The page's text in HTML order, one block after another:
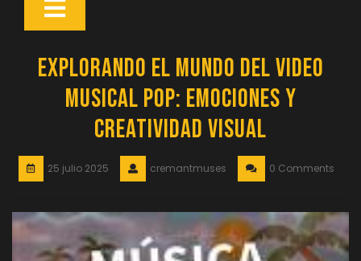
Botón
Explorando el Mundo del Video
Musical Pop: Emociones y
Creatividad Visual
25 julio 2025 cremantmuses 0 Comments